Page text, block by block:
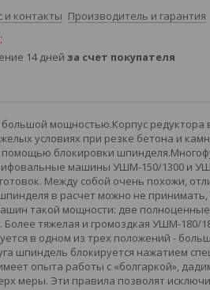
и контакты Производитель и гарантия
14 дней за счет покупателя
мощностью.Корпус редуктора
условиях при резке бетона и
помощью блокировки
машины УШМ-150/1300 и
Между собой очень похожи,
в расчет можно не
такой мощности: две
тяжелая и громоздкая УШМ-180/
в одном из трех положений -
шпиндель блокируется нажатием
опыта работы с «болгаркой»,
меры. Эти правила позволят